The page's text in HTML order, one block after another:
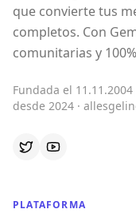
que convierte tus
completos. Con
comunitarias y
Fundada el
desde 2024 ·
PLATAFORMA